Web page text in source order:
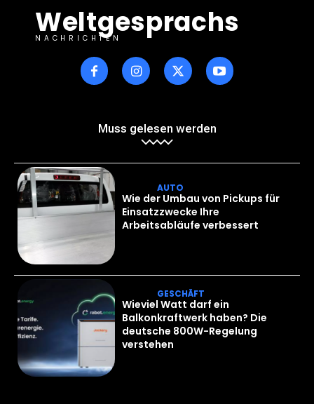
Weltgesprachs
NACHRICHTEN
Muss gelesen werden
AUTO
Wie der Umbau von Pickups für
Einsatzzwecke Ihre
Arbeitsabläufe verbessert
GESCHÄFT
Wieviel Watt darf ein
Balkonkraftwerk haben? Die
deutsche 800W-Regelung
verstehen